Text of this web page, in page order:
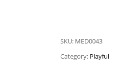
SKU: MED0043
Category: Playful